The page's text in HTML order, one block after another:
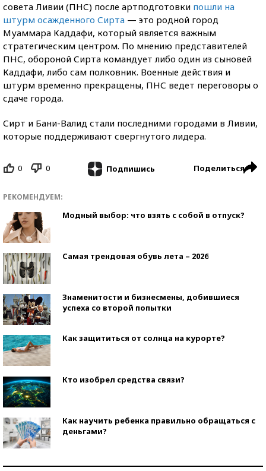
совета Ливии (ПНС) после артподготовки пошли на
штурм осажденного Сирта — это родной город
Муаммара Каддафи, который является важным
стратегическим центром. По мнению представителей
ПНС, обороной Сирта командует либо один из сыновей
Каддафи, либо сам полковник. Военные действия и
штурм временно прекращены, ПНС ведет переговоры о
сдаче города.
Сирт и Бани-Валид стали последними городами в Ливии,
которые поддерживают свергнутого лидера.
0 0 Подпишись Поделиться
РЕКОМЕНДУЕМ:
Модный выбор: что взять с собой в отпуск?
Самая трендовая обувь лета – 2026
Знаменитости и бизнесмены, добившиеся
успеха со второй попытки
Как защититься от солнца на курорте?
Кто изобрел средства связи?
Как научить ребенка правильно обращаться с
деньгами?